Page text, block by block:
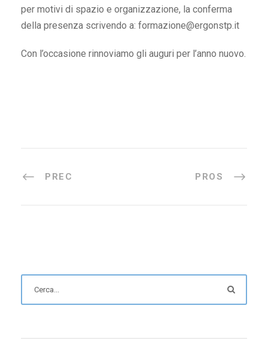
per motivi di spazio e organizzazione, la conferma
della presenza scrivendo a: formazione@ergonstp.it
Con l’occasione rinnoviamo gli auguri per l’anno nuovo.
PREC PROS